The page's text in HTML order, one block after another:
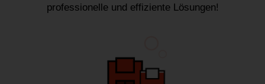
professionelle und effiziente Lösungen!